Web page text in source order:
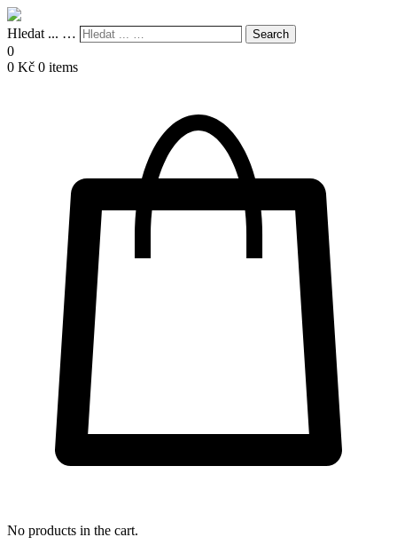
Hledat ... … Search
0
0 Kč 0 items
No products in the cart.